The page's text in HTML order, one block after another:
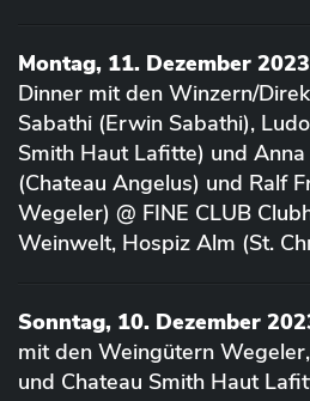
Montag, 11. Dezember 2023
Dinner mit den Winzern/
Sabathi (Erwin Sabathi),
Smith Haut Lafitte) und
(Chateau Angelus) und Ralf
Wegeler) @ FINE CLUB
Weinwelt, Hospiz Alm (St.
Sonntag, 10. Dezember
mit den Weingütern
und Chateau Smith Haut